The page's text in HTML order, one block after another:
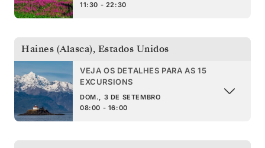
11:30 - 22:30
Haines (Alasca), Estados Unidos
VEJA OS DETALHES PARA AS 15
EXCURSIONS
DOM., 3 DE SETEMBRO
08:00 - 16:00